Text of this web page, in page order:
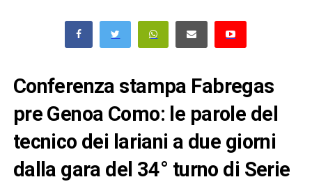
Conferenza stampa Fabregas
pre Genoa Como: le parole del
tecnico dei lariani a due giorni
dalla gara del 34° turno di Serie